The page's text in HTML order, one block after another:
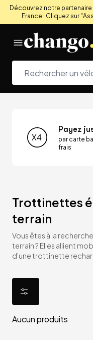
Découvrez notre
France ! Cliquez sur
Payez
par carte
frais
Trottinettes
terrain
Vous êtes à la
terrain ? Elles allient
d’une trottinette
Aucun produits